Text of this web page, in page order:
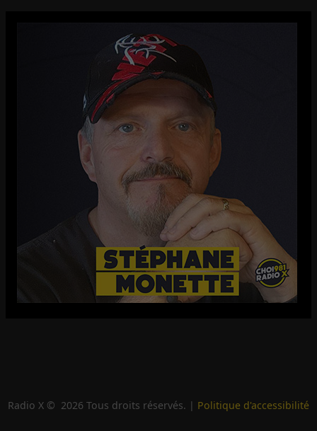
Radio X © 2026 Tous droits réservés. | Politique d'accessibilité